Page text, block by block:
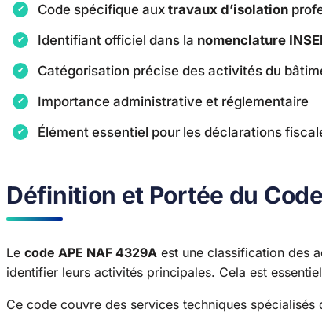
Code spécifique aux travaux d’isolation
Identifiant officiel dans la nomenclature
Catégorisation précise des activités du
Importance administrative et réglementaire
Élément essentiel pour les déclarations
Définition et Portée du
Le code APE NAF 4329A est une classification des
identifier leurs activités principales. Cela est
Ce code couvre des services techniques